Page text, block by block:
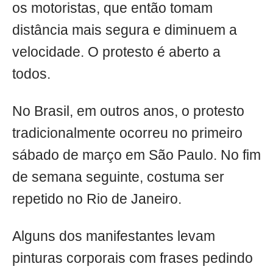
os motoristas, que então tomam
distância mais segura e diminuem a
velocidade. O protesto é aberto a
todos.
No Brasil, em outros anos, o protesto
tradicionalmente ocorreu no primeiro
sábado de março em São Paulo. No fim
de semana seguinte, costuma ser
repetido no Rio de Janeiro.
Alguns dos manifestantes levam
pinturas corporais com frases pedindo